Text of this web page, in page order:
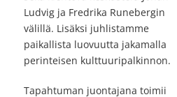
Ludvig ja Fredrika Runebergin
välillä. Lisäksi juhlistamme
paikallista luovuutta jakamalla
perinteisen kulttuuripalkinnon.
Tapahtuman juontajana toimii